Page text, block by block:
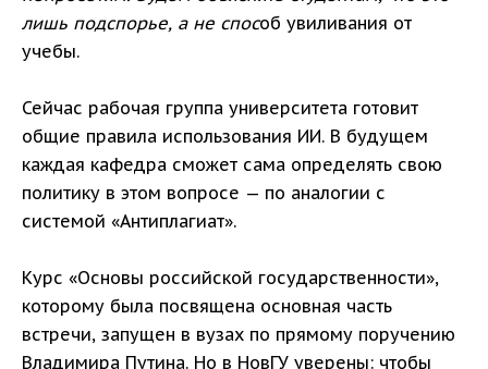
лишь подспорье, а не способ увиливания от
учебы.
Сейчас рабочая группа университета готовит
общие правила использования ИИ. В будущем
каждая кафедра сможет сама определять свою
политику в этом вопросе — по аналогии с
системой «Антиплагиат».
Курс «Основы российской государственности»,
которому была посвящена основная часть
встречи, запущен в вузах по прямому поручению
Владимира Путина. Но в НовГУ уверены: чтобы